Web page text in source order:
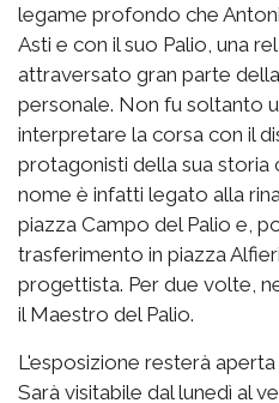
legame profondo che
Asti e con il suo Palio, una
attraversato gran parte
personale. Non fu soltanto
interpretare la corsa con il
protagonisti della sua storia
nome è infatti legato alla
piazza Campo del Palio e,
trasferimento in piazza
progettista. Per due volte,
il Maestro del Palio.
L'esposizione resterà
Sarà visitabile dal lunedì al